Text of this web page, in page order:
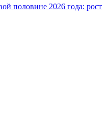
половине 2026 года: рост